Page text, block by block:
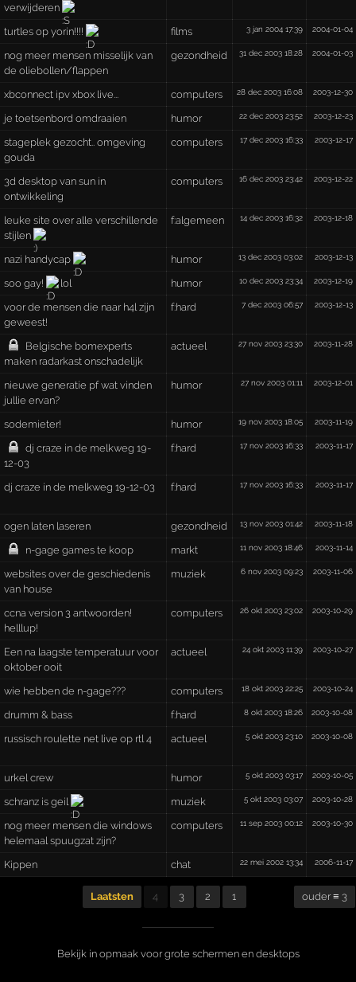
verwijderen
turtles op yorin!!!! films 3 jan 2004 17:39 2004-01-04
nog meer mensen misselijk van
de oliebollen/flappen
gezondheid 31 dec 2003 18:28 2004-01-03
xbconnect ipv xbox live... computers 28 dec 2003 16:08 2003-12-30
je toetsenbord omdraaien humor 22 dec 2003 23:52 2003-12-23
stageplek gezocht.. omgeving
gouda
computers 17 dec 2003 16:33 2003-12-17
3d desktop van sun in
ontwikkeling
computers 16 dec 2003 23:42 2003-12-22
leuke site over alle verschillende
stijlen
f:algemeen 14 dec 2003 16:32 2003-12-18
nazi handycap humor 13 dec 2003 03:02 2003-12-13
soo gay! lol humor 10 dec 2003 23:34 2003-12-19
voor de mensen die naar h4l zijn
geweest!
f:hard 7 dec 2003 06:57 2003-12-13
Belgische bomexperts
maken radarkast onschadelijk
actueel 27 nov 2003 23:30 2003-11-28
nieuwe generatie pf wat vinden
jullie ervan?
humor 27 nov 2003 01:11 2003-12-01
sodemieter! humor 19 nov 2003 18:05 2003-11-19
dj craze in de melkweg 19-
12-03
f:hard 17 nov 2003 16:33 2003-11-17
dj craze in de melkweg 19-12-03 f:hard 17 nov 2003 16:33 2003-11-17
ogen laten laseren gezondheid 13 nov 2003 01:42 2003-11-18
n-gage games te koop markt 11 nov 2003 18:46 2003-11-14
websites over de geschiedenis
van house
muziek 6 nov 2003 09:23 2003-11-06
ccna version 3 antwoorden!
helllup!
computers 26 okt 2003 23:02 2003-10-29
Een na laagste temperatuur voor
oktober ooit
actueel 24 okt 2003 11:39 2003-10-27
wie hebben de n-gage??? computers 18 okt 2003 22:25 2003-10-24
drumm & bass f:hard 8 okt 2003 18:26 2003-10-08
russisch roulette net live op rtl 4 actueel 5 okt 2003 23:10 2003-10-08
urkel crew humor 5 okt 2003 03:17 2003-10-05
schranz is geil muziek 5 okt 2003 03:07 2003-10-28
nog meer mensen die windows
helemaal spuugzat zijn?
computers 11 sep 2003 00:12 2003-10-30
Kippen chat 22 mei 2002 13:34 2006-11-17
Laatsten 4 3 2 1 ouder ≡ 3
Bekijk in opmaak voor grote schermen en desktops